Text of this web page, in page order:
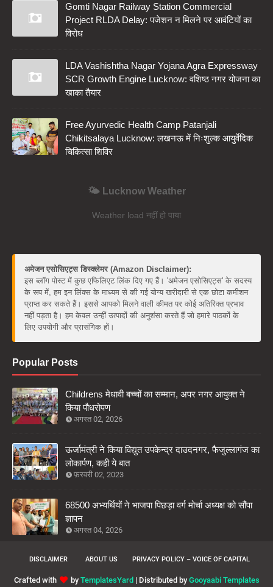
Gomti Nagar Railway Station Commercial
Project RLDA Delay: पजेशन न मिलने पर आवंटियों का
विरोध
LDA Vashishtha Nagar Yojana Agra Expressway
SCR Growth Engine Lucknow: वशिष्ठ नगर योजना का
खाका तैयार
Free Ayurvedic Health Camp Patanjali
Chikitsalaya Lucknow: लखनऊ में निःशुल्क आयुर्वेदिक
चिकित्सा शिविर
🌤️ Lucknow Weather
Weather load नहीं हो पाया
अमेजन एसोसिएट्स डिस्क्लेमर (Amazon Disclaimer):
इस ब्लॉग पोस्ट में कुछ एफिलिएट लिंक दिए गए हैं। 'अमेजन एसोसिएट्स' के सदस्य
के रूप में, हम इन लिंक्स के माध्यम से की गई योग्य खरीदारी से एक छोटा कमीशन
प्राप्त कर सकते हैं। इससे आपको मिलने वाली कीमत पर कोई अतिरिक्त प्रभाव
नहीं पड़ता है। हम केवल उन्हीं उत्पादों की अनुशंसा करते हैं जो हमारे पाठकों के
लिए उपयोगी और प्रासंगिक हों।
Popular Posts
Childrens मेधावी बच्चों का सम्मान, अपर नगर आयुक्त ने
किया पौधरोपण
अगस्त 02, 2026
ऊर्जामंत्री ने किया विद्युत उपकेन्द्र दाउदनगर, फैजुल्लागंज का
लोकार्पण, कही ये बात
फ़रवरी 02, 2023
68500 अभ्यर्थियों ने भाजपा पिछड़ा वर्ग मोर्चा अध्यक्ष को सौंपा
ज्ञापन
अगस्त 04, 2026
DISCLAIMER ABOUT US PRIVACY POLICY – VOICE OF CAPITAL
Crafted with by TemplatesYard | Distributed by Gooyaabi Templates